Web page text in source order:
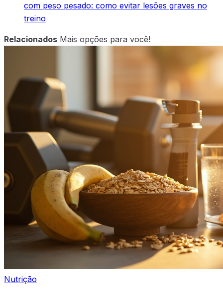
com peso pesado: como evitar lesões graves no
treino
Relacionados Mais opções para você!
Nutrição